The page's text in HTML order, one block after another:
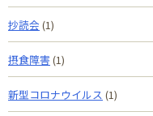
抄読会 (1)
摂食障害 (1)
新型コロナウイルス (1)